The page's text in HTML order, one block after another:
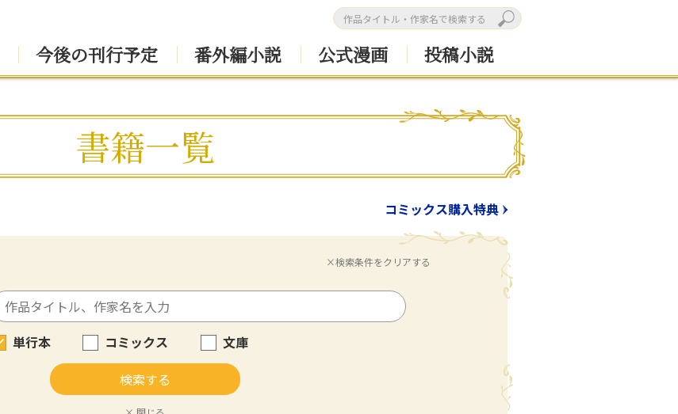
今後の刊行予定 番外編小説 公式漫画 投稿小説
書籍一覧
コミックス購入特典
×検索条件をクリアする
単行本 コミックス 文庫